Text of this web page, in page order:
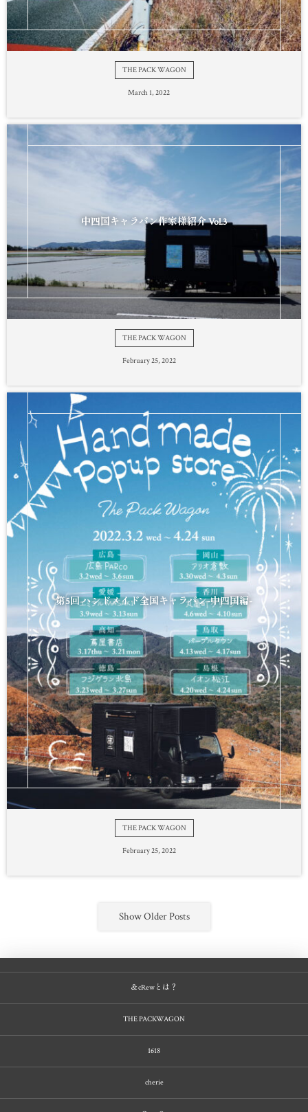
THE PACK WAGON
March 1, 2022
中四国キャラバン作家様紹介 Vol.3
THE PACK WAGON
February25, 2022
第5回 ハンドメイド全国キャラバン-中四国編-
THE PACK WAGON
February25, 2022
Show Older Posts
＆cRewとは？
THE PACKWAGON
1618
cherie